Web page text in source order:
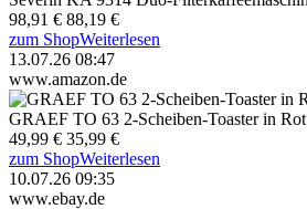
98,91 € 88,19 €
zum ShopWeiterlesen
13.07.26 08:47
www.amazon.de
GRAEF TO 63 2-Scheiben-Toaster in Rot
49,99 € 35,99 €
zum ShopWeiterlesen
10.07.26 09:35
www.ebay.de